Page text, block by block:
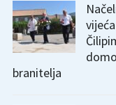
branitelja